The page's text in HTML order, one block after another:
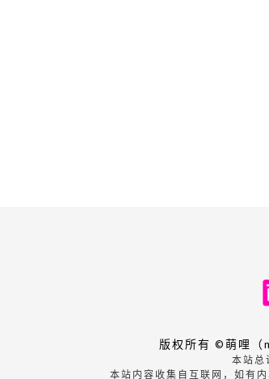
版权所有 ©萌哩（
本站总
本站内容收集自互联网，如有